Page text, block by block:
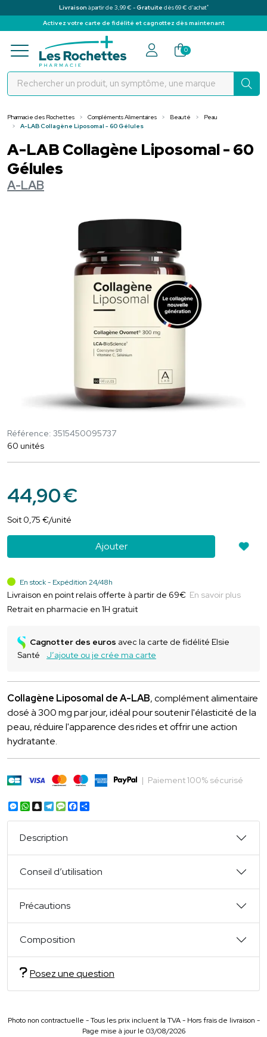
Livraison à partir de 3,99 € -Gratuite dès 69 € d’achat*
Activez votre carte de fidélité et cagnottez dès maintenant
Pharmacie des Rochettes Votre
0
Pharmacie des Rochettes Compléments Alimentaires Beauté
Peau
A-LAB Collagène Liposomal - 60 Gélules
A-LAB Collagène Liposomal - 60
Gélules
A-LAB
Référence: 3515450095737
60 unités
44,90€
Soit 0,75 €/unité
Ajouter
En stock - Expédition 24/48h
Livraison en point relais offerte à partir de 69€ En savoir plus
Retrait en pharmacie en 1H gratuit
Cagnotter des euros avec la carte de fidélité Elsie
Santé
J’ajoute ou je crée ma carte
Collagène Liposomal de A-LAB, complément alimentaire
dosé à 300 mg par jour, idéal pour soutenir l'élasticité de la
peau, réduire l'apparence des rides et offrir une action
hydratante.
| Paiement 100% sécurisé
Messenger
WhatsApp
Snapchat
Telegram
Message
Facebook
Description
Conseil d’utilisation
Précautions
Composition
Posez une question
Photo non contractuelle - Tous les prix incluent la TVA - Hors frais de livraison -
Page mise à jour le 03/08/2026